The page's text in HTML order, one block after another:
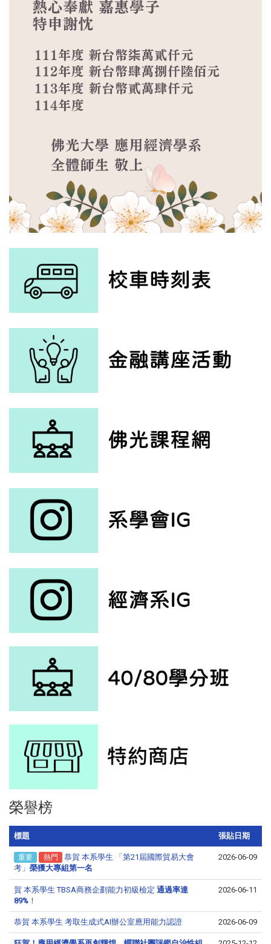
榮譽榜
標題 張貼日期
重要 熱門
恭賀 本系學生 「第21屆國際貿易大會
考」 榮獲大專組第一名
2026-06-09
賀 本系學生 TBSA商務企劃能力初級檢定 通過率達
89% ！
2026-06-11
恭賀 本系學生 考取生成式AI辦公室應用能力認證 2026-06-09
LINE 諮詢